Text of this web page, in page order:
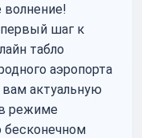
первый шаг к
табло
аэропорта
вам актуальную
режиме
бесконечном